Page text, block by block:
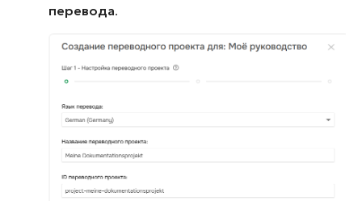
перевода.